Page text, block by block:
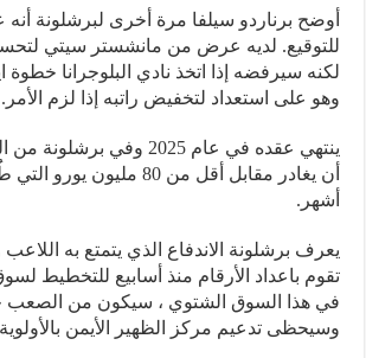
أوضح برناردو سيلفا مرة أخرى لبرشلونة أنه
للتوقيع. لديه عرض من مانشستر سيتي
لكنه سيرفضه إذا اتخذ نادي البلوجرانا خطوة
وهو على استعداد لتخفيض راتبه إذا لزم الأمر.
ينتهي عقده في عام 2025 وفي
أن يغادر مقابل أقل من 80
أشهر.
يعرف برشلونة الاندفاع الذي يتمتع به اللاعب
تقوم باعداد الأرقام منذ أسابيع للتخطيط
في هذا السوق الشتوي ، سيكون من الصعب
وسيحظى تدعيم مركز الظهير الأيمن